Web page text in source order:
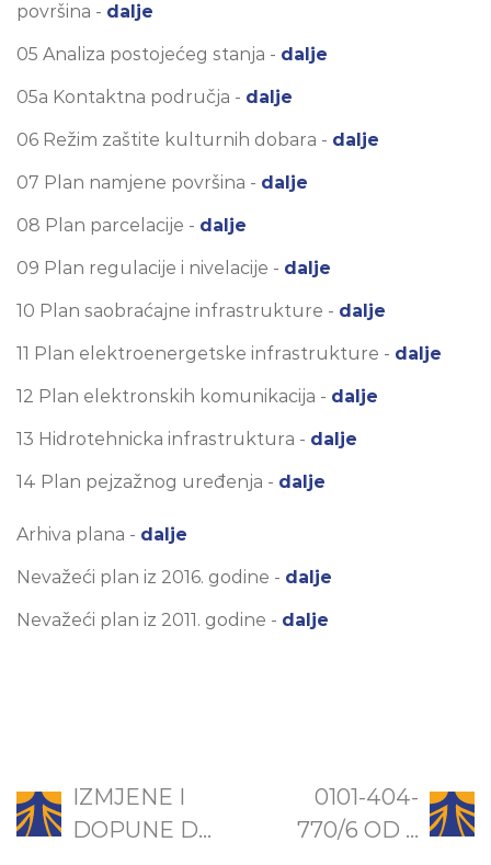
površina - dalje
05 Analiza postojećeg stanja - dalje
05a Kontaktna područja - dalje
06 Režim zaštite kulturnih dobara - dalje
07 Plan namjene površina - dalje
08 Plan parcelacije - dalje
09 Plan regulacije i nivelacije - dalje
10 Plan saobraćajne infrastrukture - dalje
11 Plan elektroenergetske infrastrukture - dalje
12 Plan elektronskih komunikacija - dalje
13 Hidrotehnicka infrastruktura - dalje
14 Plan pejzažnog uređenja - dalje
Arhiva plana - dalje
Nevažeći plan iz 2016. godine - dalje
Nevažeći plan iz 2011. godine - dalje
IZMJENE I
DOPUNE D...
0101-404-
770/6 OD ...